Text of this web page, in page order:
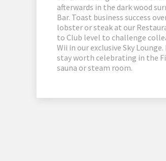
afterwards in the dark wood
Bar. Toast business success
lobster or steak at our
to Club level to challenge
Wii in our exclusive Sky
stay worth celebrating in the
sauna or steam room.